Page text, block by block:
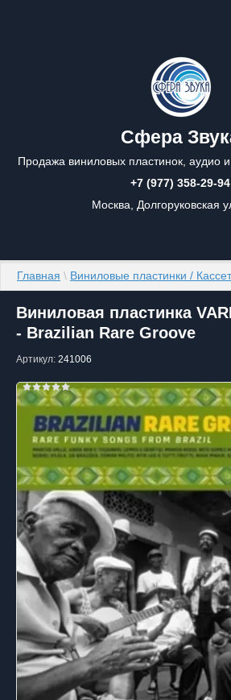
Сфера
Продажа виниловых пластинок, аудио
+7 (977) 358-29-94
Москва, Долгоруковская
Главная \ Виниловые пластинки /
Виниловая пластинка
- Brazilian Rare Groove
Артикул: 241006